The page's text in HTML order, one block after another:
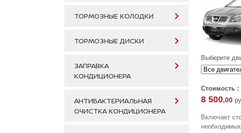
ТОРМОЗНЫЕ КОЛОДКИ
ТОРМОЗНЫЕ ДИСКИ
ЗАПРАВКА
КОНДИЦИОНЕРА
АНТИБАКТЕРИАЛЬНАЯ
ОЧИСТКА КОНДИЦИОНЕРА
Выберите
Стоимость :
8 500,00
Включает